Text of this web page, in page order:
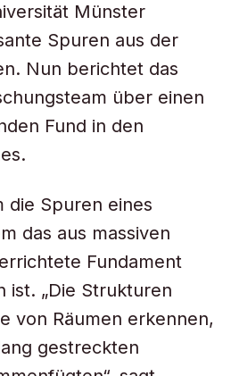
Münster
Spuren aus der
Nun berichtet das
über einen
Fund in den
die Spuren eines
das aus massiven
Fundament
ist. „Die Strukturen
von Räumen erkennen,
gestreckten